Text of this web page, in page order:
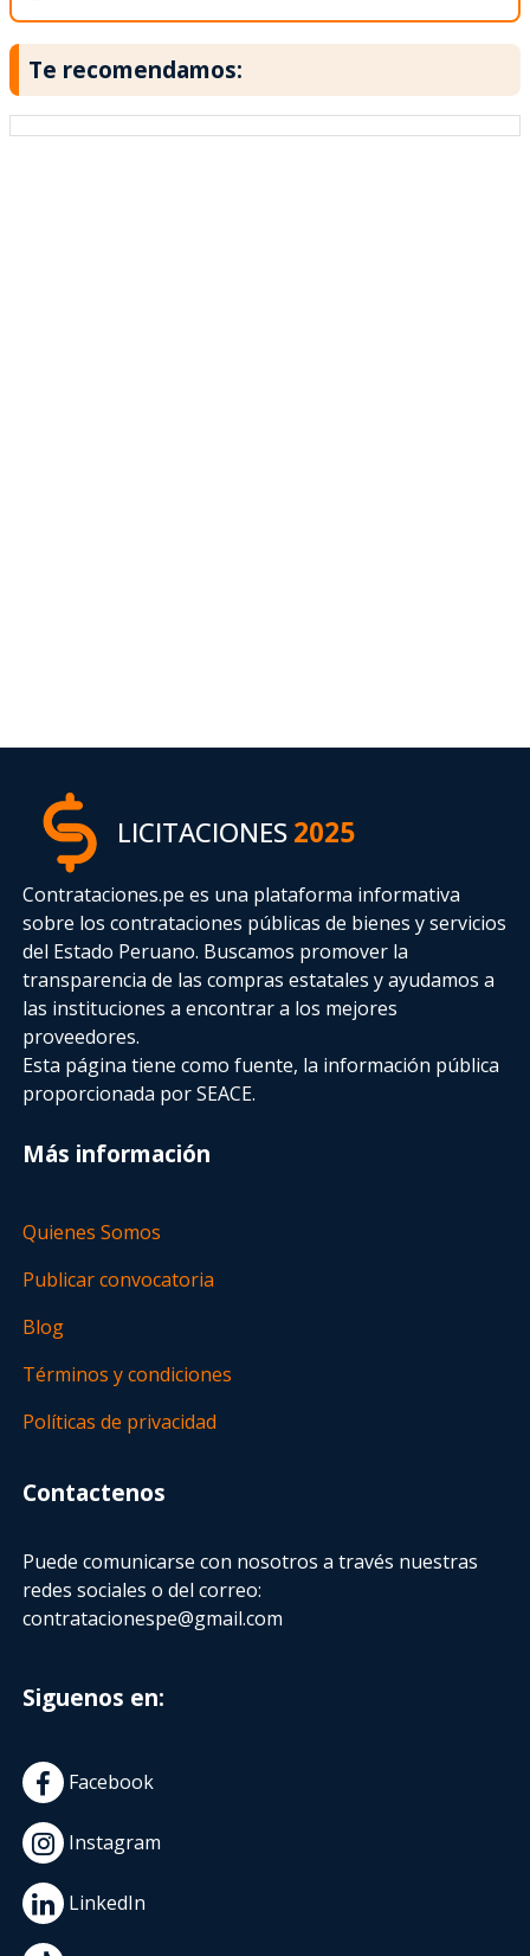
Te recomendamos:
LICITACIONES2025
Contrataciones.pe es una plataforma informativa
sobre los contrataciones públicas de bienes y servicios
del Estado Peruano. Buscamos promover la
transparencia de las compras estatalesy ayudamos a
las instituciones a encontrar a los mejores
proveedores.
Esta página tiene como fuente, la información pública
proporcionada por SEACE.
Más información
Quienes Somos
Publicar convocatoria
Blog
Términos y condiciones
Políticas de privacidad
Contactenos
Puede comunicarse con nosotros a través nuestras
redes sociales o del correo:
contratacionespe@gmail.com
Siguenos en:
Facebook
Instagram
LinkedIn